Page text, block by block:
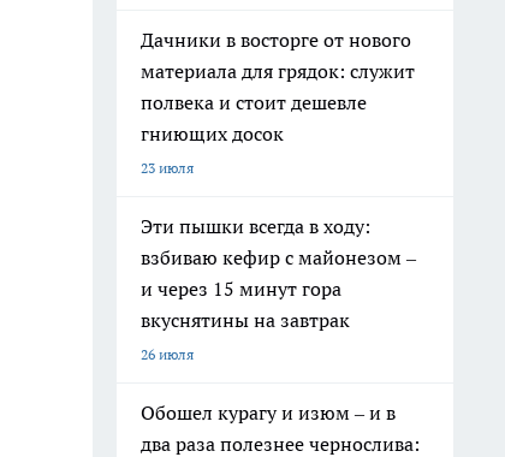
Дачники в восторге от нового
материала для грядок: служит
полвека и стоит дешевле
гниющих досок
23 июля
Эти пышки всегда в ходу:
взбиваю кефир с майонезом –
и через 15 минут гора
вкуснятины на завтрак
26 июля
Обошел курагу и изюм – и в
два раза полезнее чернослива: